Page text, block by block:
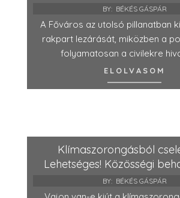
BY: BÉKÉS GÁSPÁR
A Főváros az utolsó pillanatban
rakpart lezárását, miközben a
folyamatosan a civilekre
ELOLVASOM
Klímaszorongásból
Lehetséges! Közösségi
BY: BÉKÉS GÁSPÁR